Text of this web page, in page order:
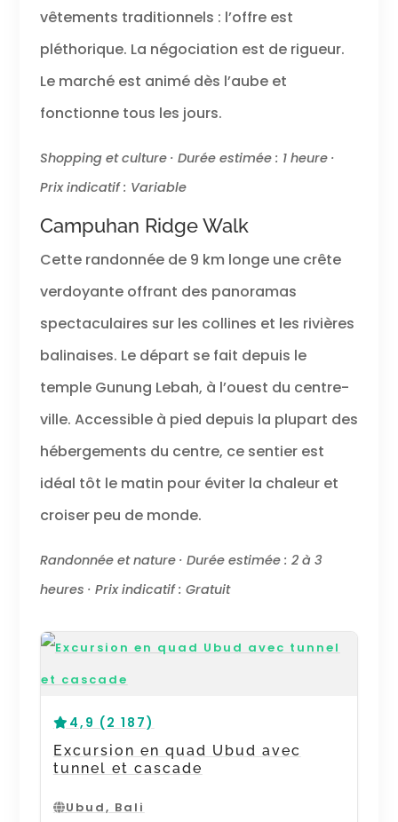
vêtements traditionnels : l’offre est
pléthorique. La négociation est de rigueur.
Le marché est animé dès l’aube et
fonctionne tous les jours.
Shopping et culture · Durée estimée : 1 heure ·
Prix indicatif : Variable
Campuhan Ridge Walk
Cette randonnée de 9 km longe une crête
verdoyante offrant des panoramas
spectaculaires sur les collines et les rivières
balinaises. Le départ se fait depuis le
temple Gunung Lebah, à l’ouest du centre-
ville. Accessible à pied depuis la plupart des
hébergements du centre, ce sentier est
idéal tôt le matin pour éviter la chaleur et
croiser peu de monde.
Randonnée et nature · Durée estimée : 2 à 3
heures · Prix indicatif : Gratuit
4,9 (2 187)
Excursion en quad Ubud avec
tunnel et cascade
Ubud, Bali